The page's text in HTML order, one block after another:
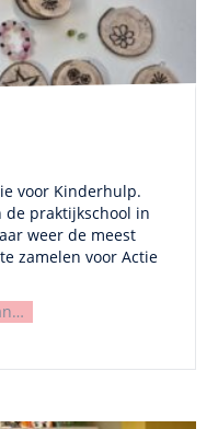
voor Kinderhulp.
de praktijkschool in
weer de meest
zamelen voor Actie